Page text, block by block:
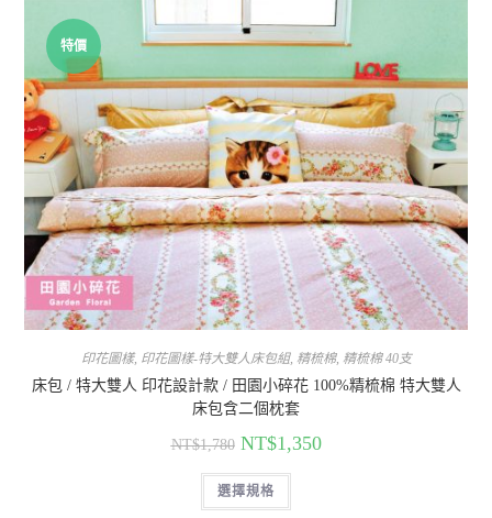
特價
印花圖樣, 印花圖樣-特大雙人床包組, 精梳棉, 精梳棉 40支
床包 / 特大雙人 印花設計款 / 田園小碎花 100%精梳棉 特大雙人
床包含二個枕套
NT$1,780 NT$1,350
選擇規格